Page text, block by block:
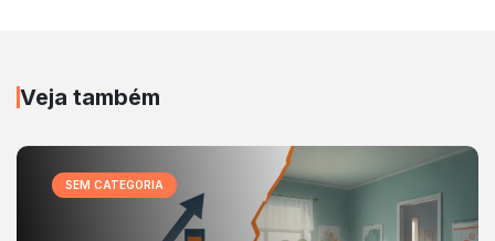
Veja também
SEM CATEGORIA